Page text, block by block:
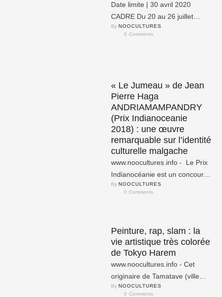
Date limite | 30 avril 2020
CADRE Du 20 au 26 juillet
2020, Ouagadougou (Burkina
By NOOCULTURES
0 Comments
« Le Jumeau » de Jean
Pierre Haga
ANDRIAMAMPANDRY
(Prix Indianoceanie
2018) : une œuvre
remarquable sur l’identité
culturelle malgache
www.noocultures.info - Le Prix
Indianocéanie est un concours
de textes en français qui se
By NOOCULTURES
0 Comments
Peinture, rap, slam : la
vie artistique très colorée
de Tokyo Harem
www.noocultures.info - Cet
originaire de Tamatave (ville
portuaire située sur la côte est
By NOOCULTURES
0 Comments